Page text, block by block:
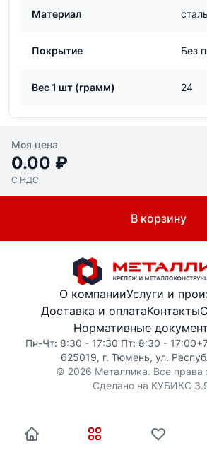
Материал
Покрытие Без
Вес 1 шт (грамм) 24
Моя цена
0.00 ₽
С НДС
В корзину
О компанииУслуги и
Доставка и оплатаКонтакты
Нормативные
Пн-Чт: 8:30 - 17:30 Пт: 8:30 - 17:00
625019, г. Тюмень, ул.
© 2026 Металлика. Все
Сделано на КУБИКС